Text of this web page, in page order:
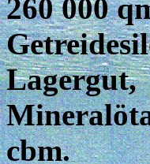
260 000
Lagergut,
cbm.